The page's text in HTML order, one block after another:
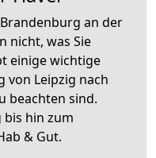
an der
nicht, was Sie
einige wichtige
von Leipzig nach
beachten sind.
bis hin zum
& Gut.